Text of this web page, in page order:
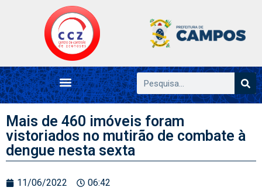
Mais de 460 imóveis foram
vistoriados no mutirão de combate à
dengue nesta sexta
11/06/2022 06:42